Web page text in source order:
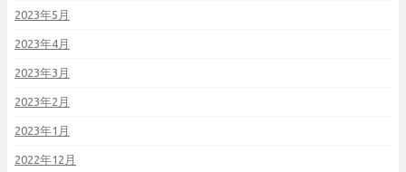
2023年5月
2023年4月
2023年3月
2023年2月
2023年1月
2022年12月